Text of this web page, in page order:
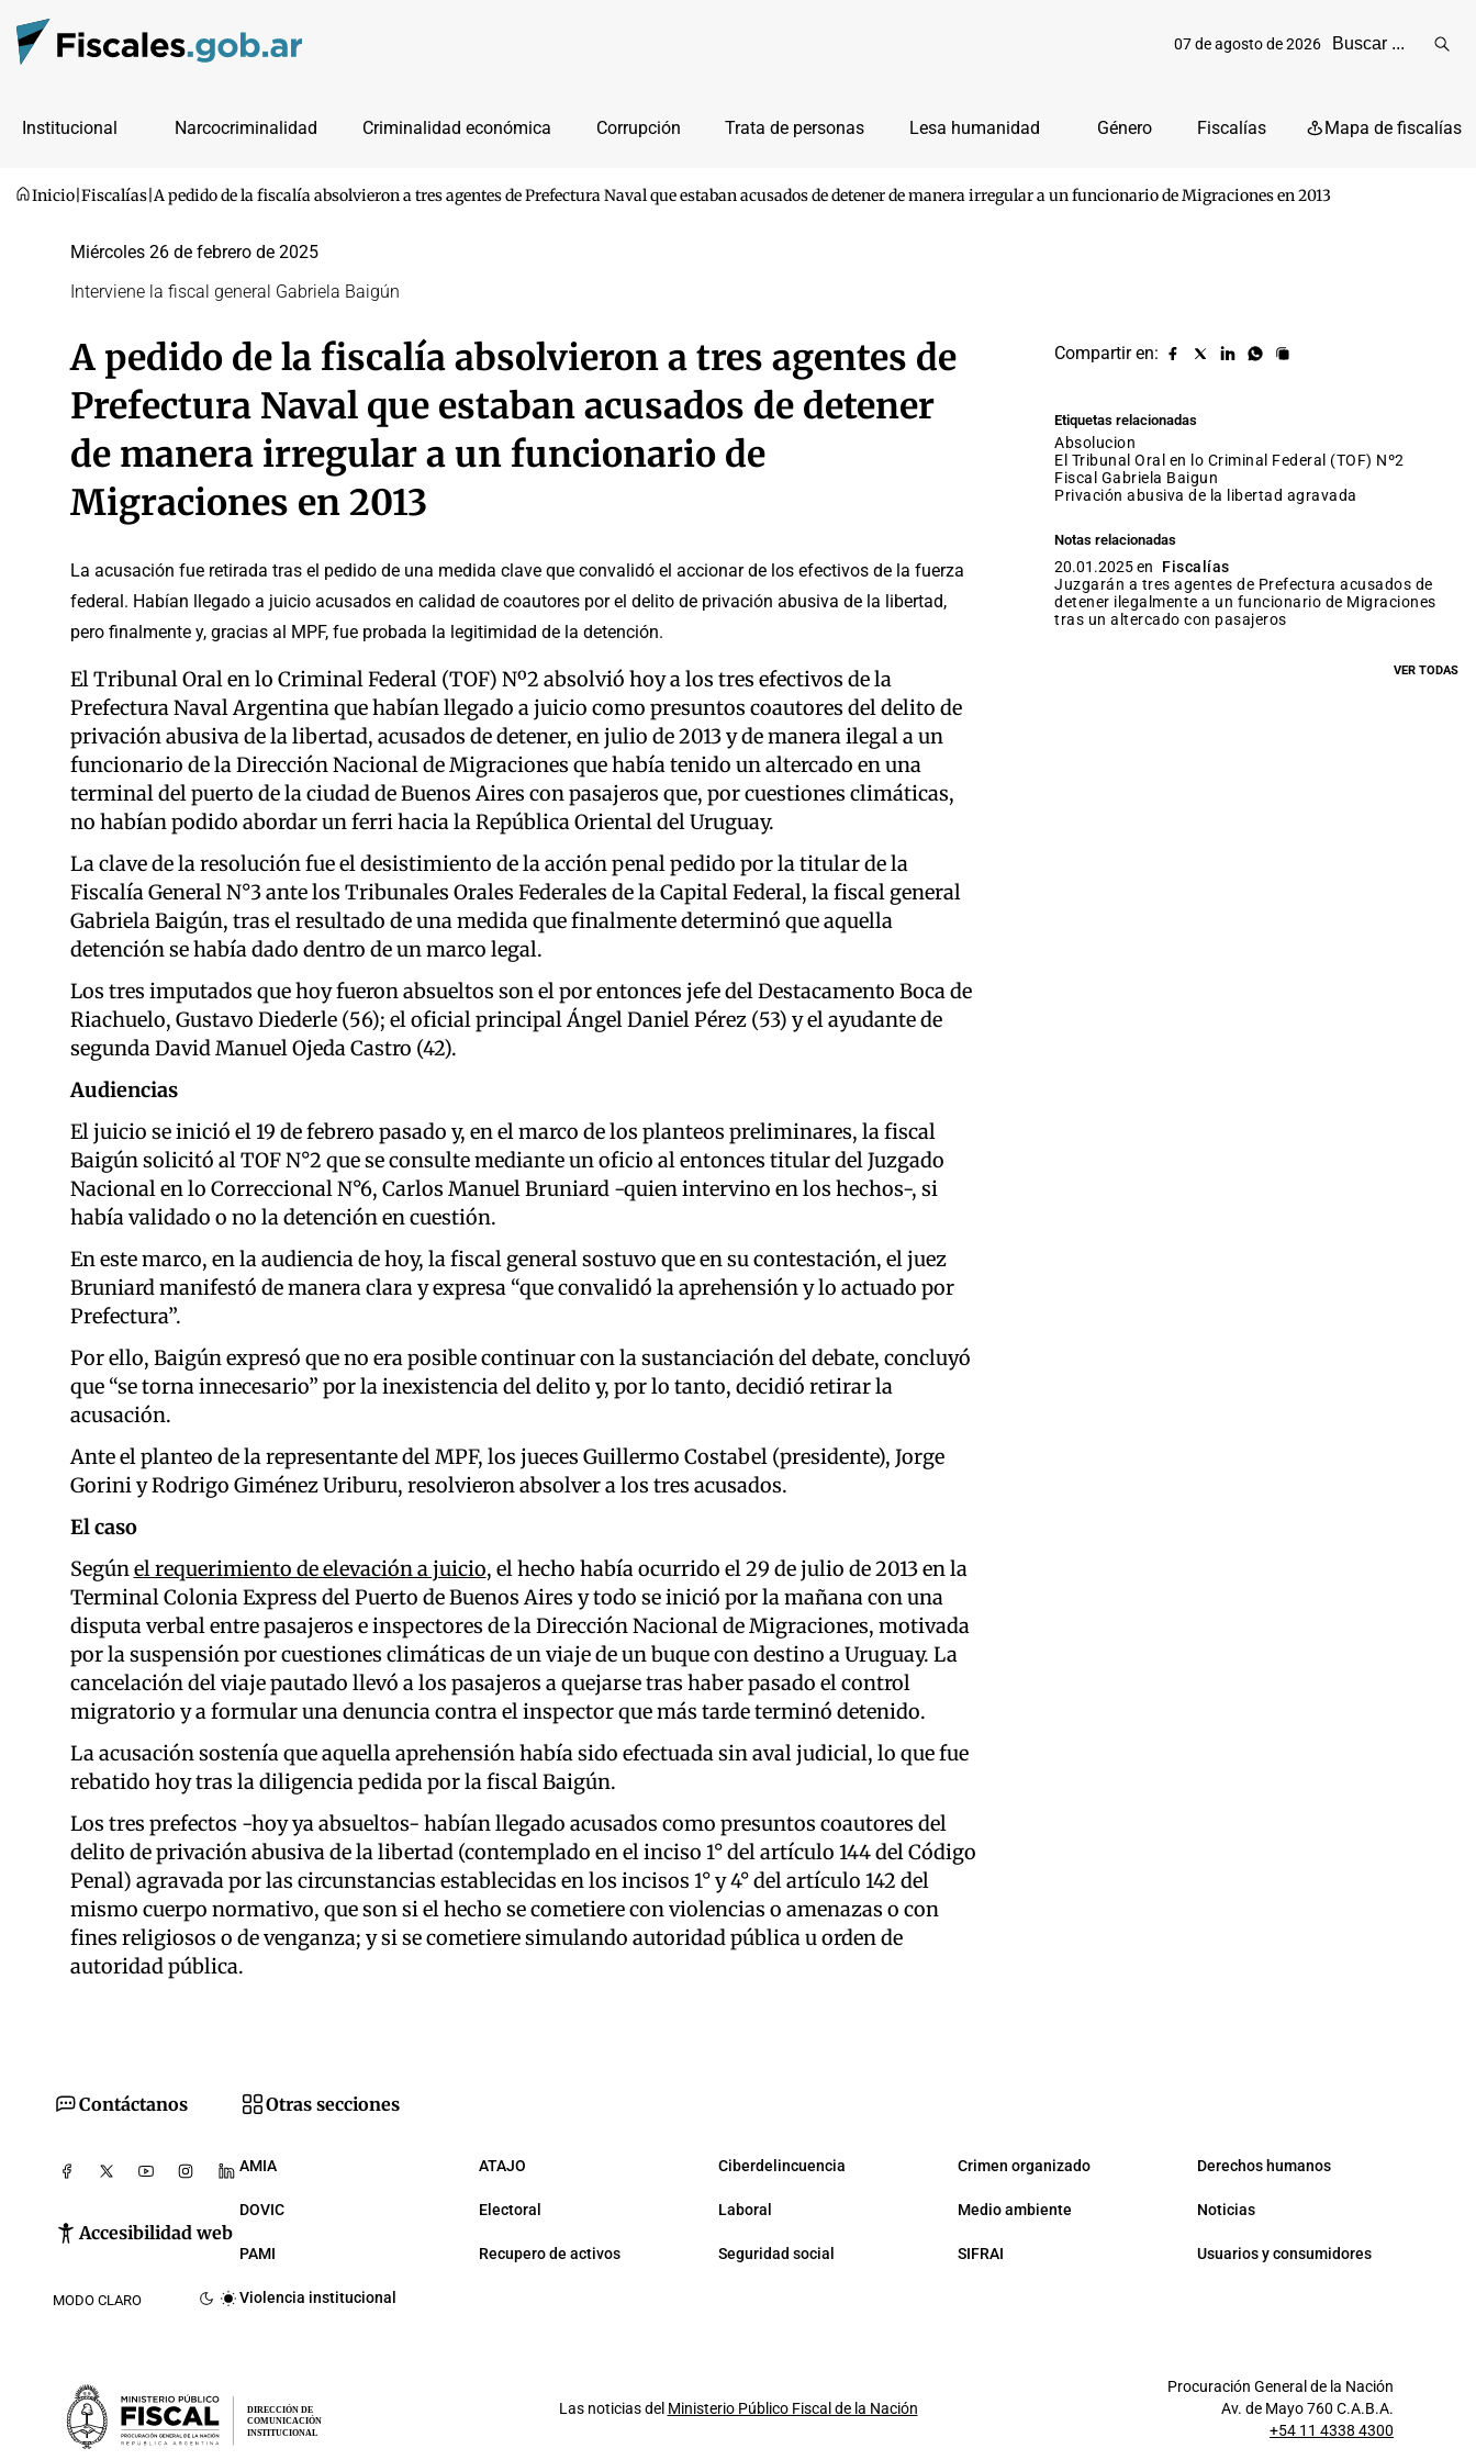
07 de agosto de 2026
Institucional Narcocriminalidad Criminalidad económica Corrupción Trata de personas Lesa humanidad Género Fiscalías Mapa de fiscalías
Inicio Fiscalías A pedido de la fiscalía absolvieron a tres agentes de Prefectura Naval que estaban acusados de detener de manera irregular a un funcionario de Migraciones en 2013
Miércoles 26 de febrero de 2025
Interviene la fiscal general Gabriela Baigún
A pedido de la fiscalía absolvieron a tres agentes de
Prefectura Naval que estaban acusados de detener
de manera irregular a un funcionario de
Migraciones en 2013
La acusación fue retirada tras el pedido de una medida clave que convalidó el accionar de los efectivos de la fuerza
federal. Habían llegado a juicio acusados en calidad de coautores por el delito de privación abusiva de la libertad,
pero finalmente y, gracias al MPF, fue probada la legitimidad de la detención.
El Tribunal Oral en lo Criminal Federal (TOF) Nº2 absolvió hoy a los tres efectivos de la
Prefectura Naval Argentina que habían llegado a juicio como presuntos coautores del delito de
privación abusiva de la libertad, acusados de detener, en julio de 2013 y de manera ilegal a un
funcionario de la Dirección Nacional de Migraciones que había tenido un altercado en una
terminal del puerto de la ciudad de Buenos Aires con pasajeros que, por cuestiones climáticas,
no habían podido abordar un ferri hacia la República Oriental del Uruguay.
La clave de la resolución fue el desistimiento de la acción penal pedido por la titular de la
Fiscalía General N°3 ante los Tribunales Orales Federales de la Capital Federal, la fiscal general
Gabriela Baigún, tras el resultado de una medida que finalmente determinó que aquella
detención se había dado dentro de un marco legal.
Los tres imputados que hoy fueron absueltos son el por entonces jefe del Destacamento Boca de
Riachuelo, Gustavo Diederle (56); el oficial principal Ángel Daniel Pérez (53) y el ayudante de
segunda David Manuel Ojeda Castro (42).
Audiencias
El juicio se inició el 19 de febrero pasado y, en el marco de los planteos preliminares, la fiscal
Baigún solicitó al TOF N°2 que se consulte mediante un oficio al entonces titular del Juzgado
Nacional en lo Correccional N°6, Carlos Manuel Bruniard -quien intervino en los hechos-, si
había validado o no la detención en cuestión.
En este marco, en la audiencia de hoy, la fiscal general sostuvo que en su contestación, el juez
Bruniard manifestó de manera clara y expresa “que convalidó la aprehensión y lo actuado por
Prefectura”.
Por ello, Baigún expresó que no era posible continuar con la sustanciación del debate, concluyó
que “se torna innecesario” por la inexistencia del delito y, por lo tanto, decidió retirar la
acusación.
Ante el planteo de la representante del MPF, los jueces Guillermo Costabel (presidente), Jorge
Gorini y Rodrigo Giménez Uriburu, resolvieron absolver a los tres acusados.
El caso
Segúnel requerimiento de elevación a juicio, el hecho había ocurrido el 29 de julio de 2013 en la
Terminal Colonia Express del Puerto de Buenos Aires y todo se inició por la mañana con una
disputa verbal entre pasajeros e inspectores de la Dirección Nacional de Migraciones, motivada
por la suspensión por cuestiones climáticas de un viaje de un buque con destino a Uruguay. La
cancelación del viaje pautado llevó a los pasajeros a quejarse tras haber pasado el control
migratorio y a formular una denuncia contra el inspector que más tarde terminó detenido.
La acusación sostenía que aquella aprehensión había sido efectuada sin aval judicial, lo que fue
rebatido hoy tras la diligencia pedida por la fiscal Baigún.
Los tres prefectos -hoy ya absueltos- habían llegado acusados como presuntos coautores del
delito de privación abusiva de la libertad (contemplado en el inciso 1° del artículo 144 del Código
Penal) agravada por las circunstancias establecidas en los incisos 1° y 4° del artículo 142 del
mismo cuerpo normativo, que son si el hecho se cometiere con violencias o amenazas o con
fines religiosos o de venganza; y si se cometiere simulando autoridad pública u orden de
autoridad pública.
Compartir en:
Compartir
Compartir
Compartir
Compartir
Copiar
Etiquetas relacionadas
absolucion
El Tribunal Oral en lo Criminal Federal (TOF) Nº2
fiscal Gabriela Baigun
privación abusiva de la libertad agravada
Notas relacionadas
20.01.2025 en
Fiscalías
Juzgarán a tres agentes de Prefectura acusados de
detener ilegalmente a un funcionario de Migraciones
tras un altercado con pasajeros
VER TODAS
Contáctanos
Accesibilidad web
MODO CLARO
Otras secciones
AMIA ATAJO Ciberdelincuencia Crimen organizado Derechos humanos
DOVIC Electoral Laboral Medio ambiente Noticias
PAMI Recupero de activos Seguridad social SIFRAI Usuarios y consumidores
Violencia institucional
DIRECCIÓN DE
COMUNICACIÓN
INSTITUCIONAL
Las noticias del Ministerio Público Fiscal de la Nación
Procuración General de la Nación
Av. de Mayo 760 C.A.B.A.
+54 11 4338 4300